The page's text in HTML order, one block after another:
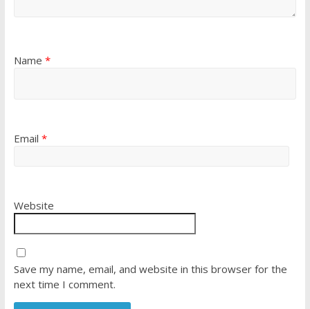
Name *
Email *
Website
Save my name, email, and website in this browser for the
next time I comment.